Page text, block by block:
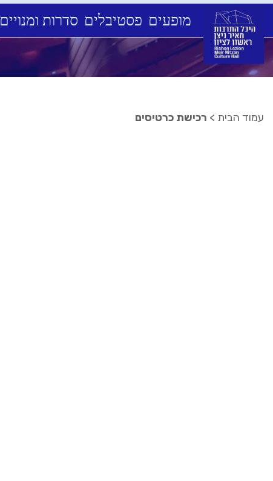
to
content
מופעים פסטיבלים סדרות ומנויים
עמוד הבית > רכישת כרטיסים